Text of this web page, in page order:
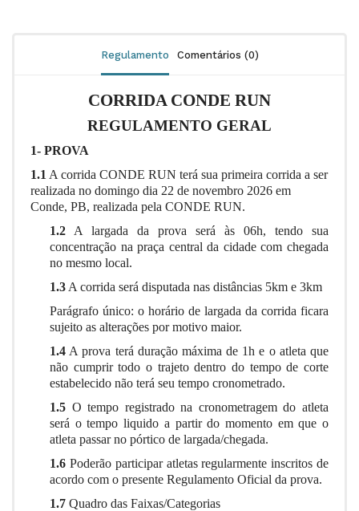
Regulamento Comentários (0)
CORRIDA CONDE RUN
REGULAMENTO GERAL
1- PROVA
1.1 A corrida CONDE RUN terá sua primeira corrida a ser
realizada no domingo dia 22 de novembro 2026 em
Conde, PB, realizada pela CONDE RUN.
1.2 A largada da prova será às 06h, tendo sua
concentração na praça central da cidade com chegada
no mesmo local.
1.3 A corrida será disputada nas distâncias 5km e 3km
Parágrafo único: o horário de largada da corrida ficara
sujeito as alterações por motivo maior.
1.4 A prova terá duração máxima de 1h e o atleta que
não cumprir todo o trajeto dentro do tempo de corte
estabelecido não terá seu tempo cronometrado.
1.5 O tempo registrado na cronometragem do atleta
será o tempo liquido a partir do momento em que o
atleta passar no pórtico de largada/chegada.
1.6 Poderão participar atletas regularmente inscritos de
acordo com o presente Regulamento Oficial da prova.
1.7 Quadro das Faixas/Categorias